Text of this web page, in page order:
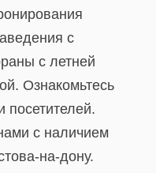
с
с летней
Ознакомьтесь
посетителей.
с наличием
на-дону.